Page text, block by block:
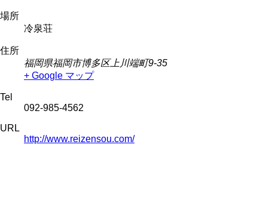
場所
冷泉荘
住所
福岡県福岡市博多区上川端町9-35
+ Google マップ
Tel
092-985-4562
URL
http://www.reizensou.com/